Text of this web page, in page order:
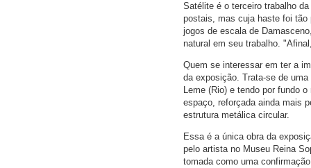
Satélite é o terceiro trabalho
postais, mas cuja haste foi
jogos de escala de
natural em seu trabalho.
Quem se interessar em ter a
da exposição. Trata-se de
Leme (Rio) e tendo por fundo
espaço, reforçada ainda mais
estrutura metálica circular.
Essa é a única obra da
pelo artista no Museu Reina
tomada como uma